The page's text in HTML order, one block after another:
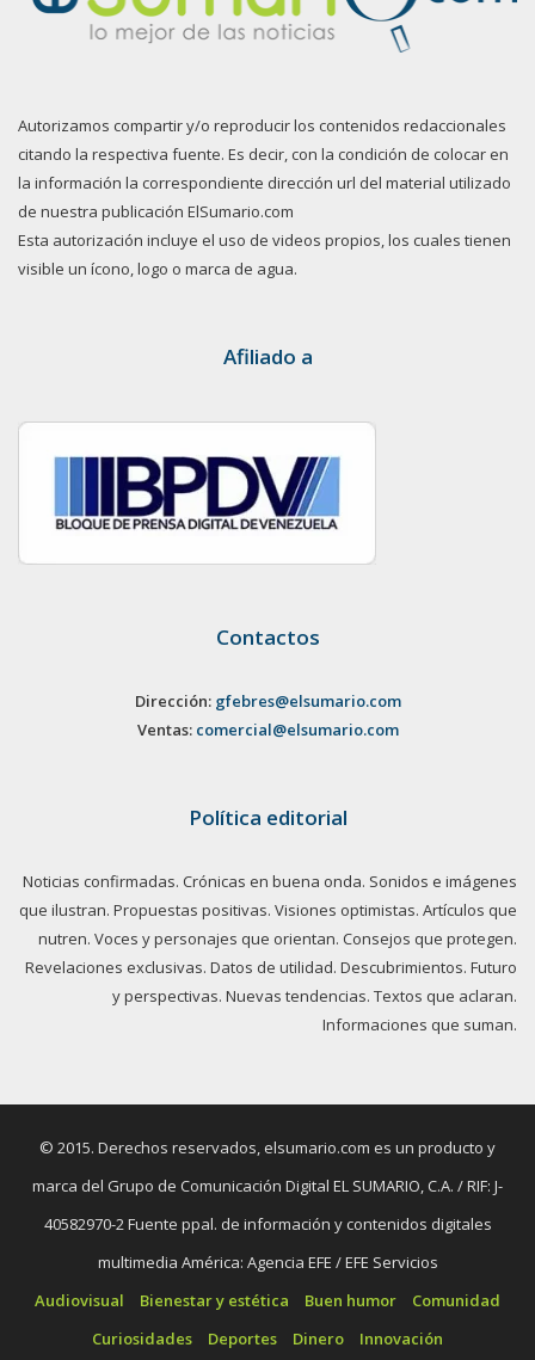
Autorizamos compartir y/o reproducir los contenidos redaccionales
citando la respectiva fuente. Es decir, con la condición de colocar en
la información la correspondiente dirección url del material utilizado
de nuestra publicación ElSumario.com
Esta autorización incluye el uso de videos propios, los cuales tienen
visible un ícono, logo o marca de agua.
Afiliado a
Contactos
Dirección: gfebres@elsumario.com
Ventas: comercial@elsumario.com
Política editorial
Noticias confirmadas. Crónicas en buena onda. Sonidos e imágenes
que ilustran. Propuestas positivas. Visiones optimistas. Artículos que
nutren. Voces y personajes que orientan. Consejos que protegen.
Revelaciones exclusivas. Datos de utilidad. Descubrimientos. Futuro
y perspectivas. Nuevas tendencias. Textos que aclaran.
Informaciones que suman.
© 2015. Derechos reservados, elsumario.com es un producto y
marca del Grupo de Comunicación Digital EL SUMARIO, C.A. / RIF: J-
40582970-2 Fuente ppal. de información y contenidos digitales
multimedia América: Agencia EFE / EFE Servicios
Audiovisual
Bienestar y estética Buen humor
Comunidad
Curiosidades
Deportes Dinero Innovación